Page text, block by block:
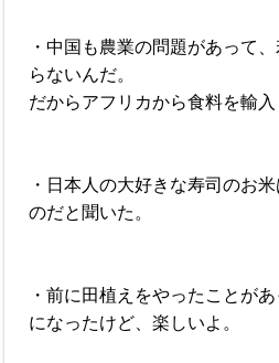
・中国も農業の問題があって
らないんだ。
だからアフリカから食料を輸入
・日本人の大好きな寿司のお
のだと聞いた。
・前に田植えをやったことが
になったけど、楽しいよ。